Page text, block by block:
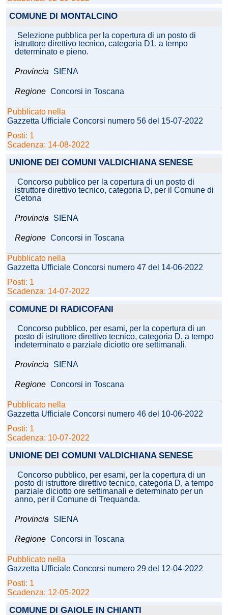
COMUNE DI MONTALCINO
Selezione pubblica per la copertura di un posto di
istruttore direttivo tecnico, categoria D1, a tempo
determinato e pieno.
Provincia SIENA
Regione Concorsi in Toscana
Pubblicato nella
Gazzetta Ufficiale Concorsi numero 56 del 15-07-2022
Posti: 1
Scadenza: 14-08-2022
UNIONE DEI COMUNI VALDICHIANA SENESE
Concorso pubblico per la copertura di un posto di
istruttore direttivo tecnico, categoria D, per il Comune di
Cetona
Provincia SIENA
Regione Concorsi in Toscana
Pubblicato nella
Gazzetta Ufficiale Concorsi numero 47 del 14-06-2022
Posti: 1
Scadenza: 14-07-2022
COMUNE DI RADICOFANI
Concorso pubblico, per esami, per la copertura di un
posto di istruttore direttivo tecnico, categoria D, a tempo
indeterminato e parziale diciotto ore settimanali.
Provincia SIENA
Regione Concorsi in Toscana
Pubblicato nella
Gazzetta Ufficiale Concorsi numero 46 del 10-06-2022
Posti: 1
Scadenza: 10-07-2022
UNIONE DEI COMUNI VALDICHIANA SENESE
Concorso pubblico, per esami, per la copertura di un
posto di istruttore direttivo tecnico, categoria D, a tempo
parziale diciotto ore settimanali e determinato per un
anno, per il Comune di Trequanda.
Provincia SIENA
Regione Concorsi in Toscana
Pubblicato nella
Gazzetta Ufficiale Concorsi numero 29 del 12-04-2022
Posti: 1
Scadenza: 12-05-2022
COMUNE DI GAIOLE IN CHIANTI